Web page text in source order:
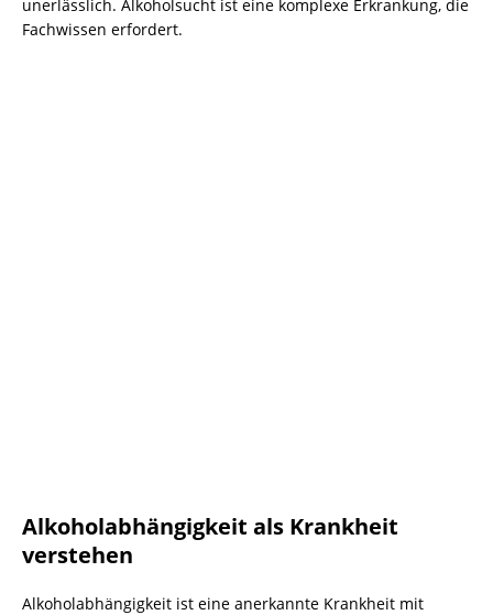
unerlässlich. Alkoholsucht ist eine komplexe Erkrankung, die
Fachwissen erfordert.
Alkoholabhängigkeit als Krankheit
verstehen
Alkoholabhängigkeit ist eine anerkannte Krankheit mit